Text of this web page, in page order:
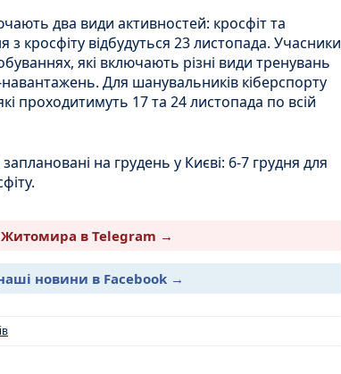
два види активностей: кросфіт та
кросфіту відбудуться 23 листопада. Учасники
які включають різні види тренувань
Для шанувальників кіберспорту
проходитимуть 17 та 24 листопада по всій
на грудень у Києві: 6-7 грудня для
в Telegram →
новини в Facebook →